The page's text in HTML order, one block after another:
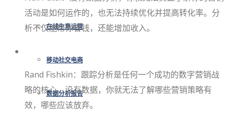
在线生意运营
移动社交电商
数据分析报告
活动是如何运作的，也无法持续优化并提高转化率。分
析不仅能帮你省钱，还能增加收入。
Rand Fishkin：跟踪分析是任何一个成功的数字营销战
略的核心。没有数据，你就无法了解哪些营销策略有
效，哪些应该放弃。